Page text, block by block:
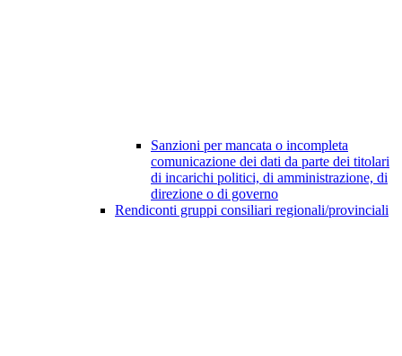
Sanzioni per mancata o incompleta
comunicazione dei dati da parte dei titolari
di incarichi politici, di amministrazione, di
direzione o di governo
Rendiconti gruppi consiliari regionali/provinciali